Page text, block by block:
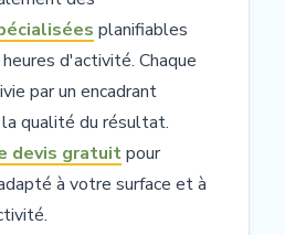
planifiables
d'activité. Chaque
par un encadrant
qualité du résultat.
devis gratuitpour
à votre surface et à